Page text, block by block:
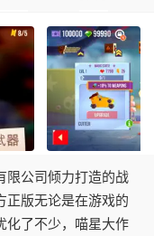
限公司倾力打造的战
正版无论是在游戏的
化了不少，喵星大作